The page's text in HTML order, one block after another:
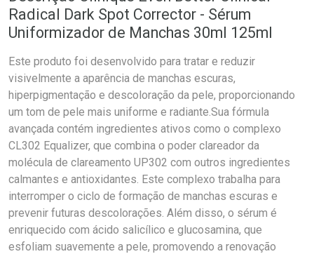
Radical Dark Spot Corrector - Sérum
Uniformizador de Manchas 30ml 125ml
Este produto foi desenvolvido para tratar e reduzir
visivelmente a aparência de manchas escuras,
hiperpigmentação e descoloração da pele, proporcionando
um tom de pele mais uniforme e radiante.Sua fórmula
avançada contém ingredientes ativos como o complexo
CL302 Equalizer, que combina o poder clareador da
molécula de clareamento UP302 com outros ingredientes
calmantes e antioxidantes. Este complexo trabalha para
interromper o ciclo de formação de manchas escuras e
prevenir futuras descolorações. Além disso, o sérum é
enriquecido com ácido salicílico e glucosamina, que
esfoliam suavemente a pele, promovendo a renovação